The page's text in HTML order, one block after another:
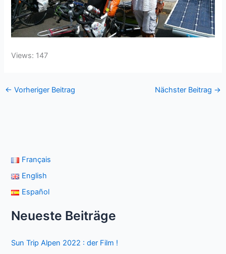
Views: 147
← Vorheriger Beitrag Nächster Beitrag →
Français
English
Español
Neueste Beiträge
Sun Trip Alpen 2022 : der Film !